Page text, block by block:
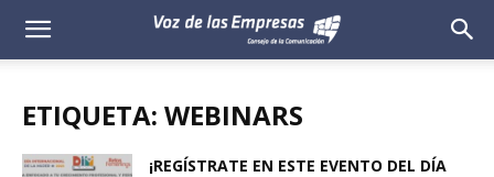
Voz
ETIQUETA: WEBINARS
¡REGÍSTRATE EN ESTE EVENTO DEL DÍA